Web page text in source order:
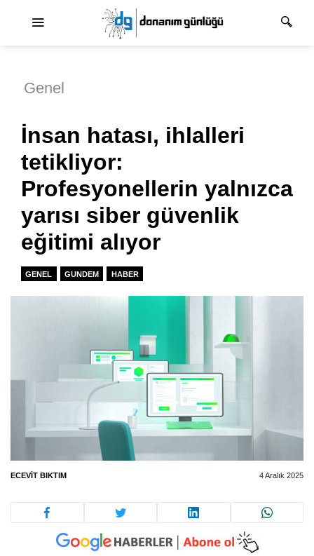
Genel
İnsan hatası, ihlalleri
tetikliyor:
Profesyonellerin yalnızca
yarısı siber güvenlik
eğitimi alıyor
GENEL GUNDEM HABER
ECEVIT BIKTIM 4 Aralık 2025